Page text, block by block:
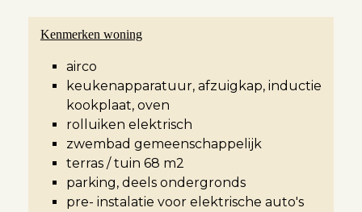
Kenmerken woning
airco
keukenapparatuur, afzuigkap, inductie
kookplaat, oven
rolluiken elektrisch
zwembad gemeenschappelijk
terras / tuin 68 m2
parking, deels ondergronds
pre- instalatie voor elektrische auto's